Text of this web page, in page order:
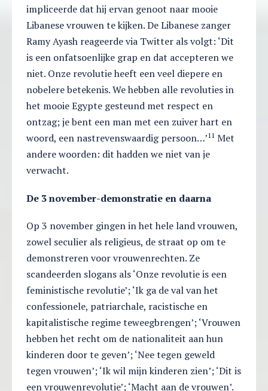
impliceerde dat hij ervan genoot naar mooie
Libanese vrouwen te kijken. De Libanese zanger
Ramy Ayash reageerde via Twitter als volgt: ‘Dit
is een onfatsoenlijke grap en dat accepteren we
niet. Onze revolutie heeft een veel diepere en
nobelere betekenis. We hebben alle revoluties in
het mooie Egypte gesteund met respect en
ontzag; je bent een man met een zuiver hart en
woord, een nastrevenswaardig persoon…’11 Met
andere woorden: dit hadden we niet van je
verwacht.
De 3 november-demonstratie en daarna
Op 3 november gingen in het hele land vrouwen,
zowel seculier als religieus, de straat op om te
demonstreren voor vrouwenrechten. Ze
scandeerden slogans als ‘Onze revolutie is een
feministische revolutie’; ‘Ik ga de val van het
confessionele, patriarchale, racistische en
kapitalistische regime teweegbrengen’; ‘Vrouwen
hebben het recht om de nationaliteit aan hun
kinderen door te geven’; ‘Nee tegen geweld
tegen vrouwen’; ‘Ik wil mijn kinderen zien’; ‘Dit is
een vrouwenrevolutie’; ‘Macht aan de vrouwen’.